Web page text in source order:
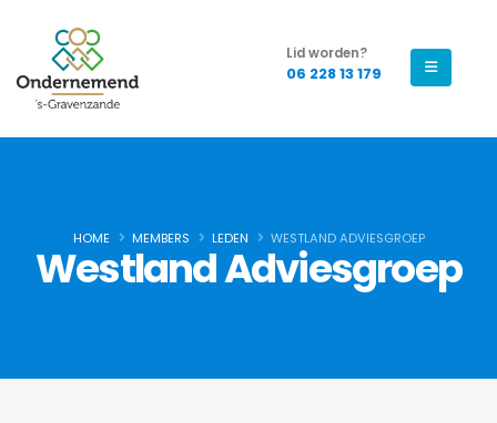
Lid worden?
06 228 13 179
HOME MEMBERS LEDEN WESTLAND ADVIESGROEP
Westland Adviesgroep